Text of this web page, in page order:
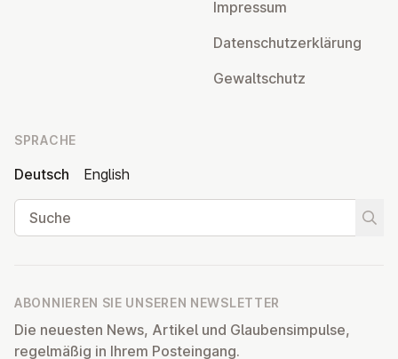
Impressum
Da­ten­schutz­er­klä­rung
Ge­walt­schutz
SPRACHE
Deutsch
English
Suche
ABONNIEREN SIE UNSEREN NEWSLETTER
Die neuesten News, Artikel und Glaubensimpulse,
regelmäßig in Ihrem Posteingang.